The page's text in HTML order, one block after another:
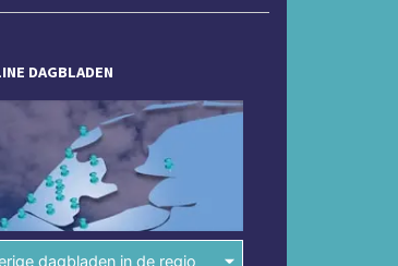
DAGBLADEN
dagbladen in de regio